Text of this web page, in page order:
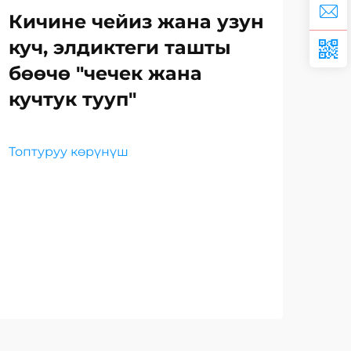
Кичине чейиз жана узун
куч, элдиктеги ташты
бөөчө "чечек жана
кучтук тууп"
Топтуруу көрүнүш